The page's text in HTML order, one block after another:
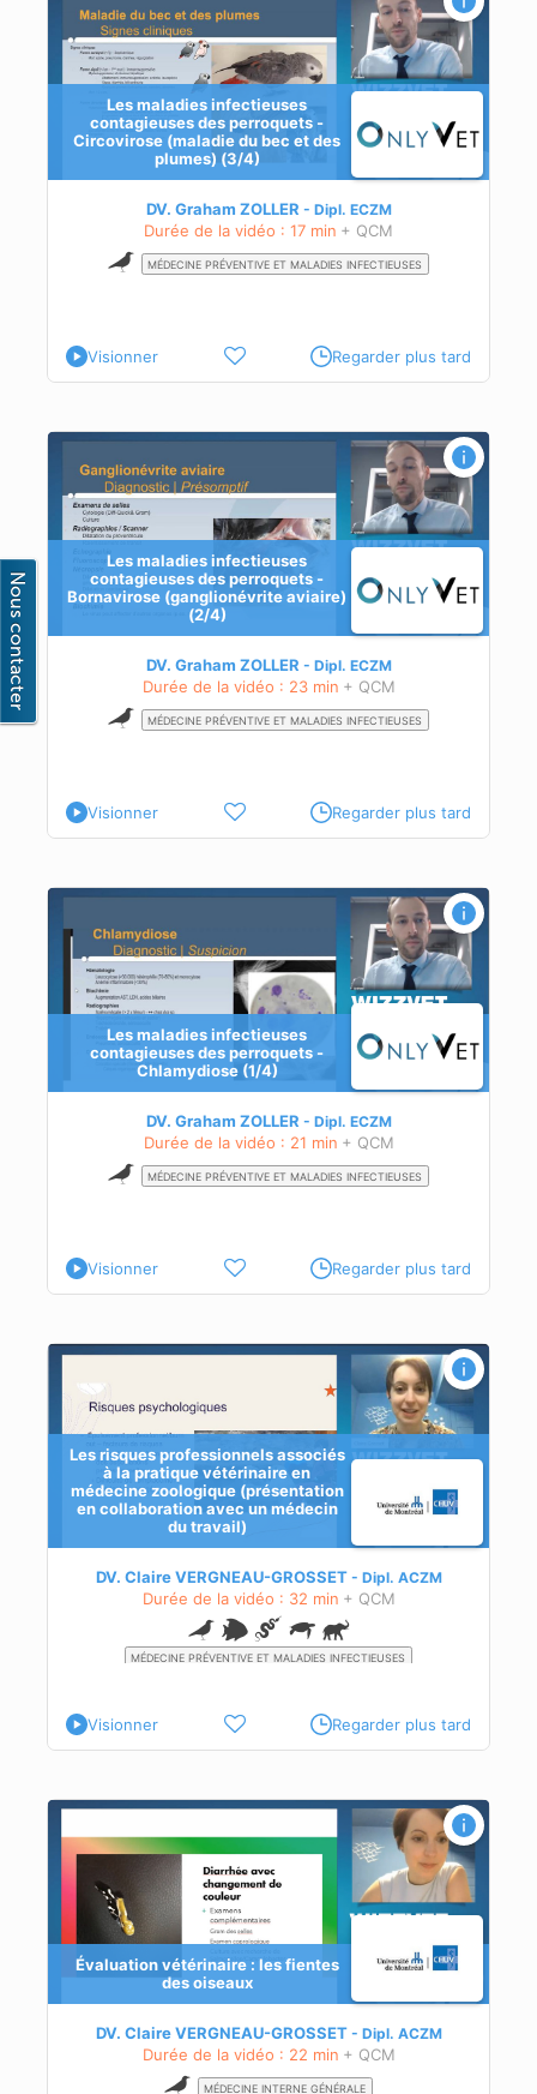
Les maladies infectieuses
contagieuses des perroquets -
Circovirose (maladie du bec et des
plumes) (3/4)
DV. Graham ZOLLER Dipl. ECZM
Durée de la vidéo : 17 min + QCM
MÉDECINE PRÉVENTIVE ET MALADIES INFECTIEUSES
Visionner Regarder plus tard
Les maladies infectieuses
contagieuses des perroquets -
Bornavirose (ganglionévrite aviaire)
(2/4)
DV. Graham ZOLLER Dipl. ECZM
Durée de la vidéo : 23 min + QCM
MÉDECINE PRÉVENTIVE ET MALADIES INFECTIEUSES
Visionner Regarder plus tard
Les maladies infectieuses
contagieuses des perroquets -
Chlamydiose (1/4)
DV. Graham ZOLLER Dipl. ECZM
Durée de la vidéo : 21 min + QCM
MÉDECINE PRÉVENTIVE ET MALADIES INFECTIEUSES
Visionner Regarder plus tard
Les risques professionnels associés
à la pratique vétérinaire en
médecine zoologique (présentation
en collaboration avec un médecin
du travail)
DV. Claire VERGNEAU-GROSSET Dipl. ACZM
Durée de la vidéo : 32 min + QCM
MÉDECINE PRÉVENTIVE ET MALADIES INFECTIEUSES
Visionner Regarder plus tard
Évaluation vétérinaire : les fientes
des oiseaux
DV. Claire VERGNEAU-GROSSET Dipl. ACZM
Durée de la vidéo : 22 min + QCM
MÉDECINE INTERNE GÉNÉRALE